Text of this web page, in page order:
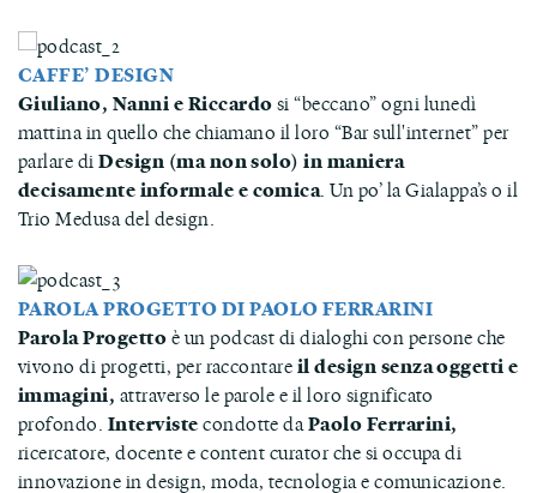
CAFFE’ DESIGN
Giuliano, Nanni e Riccardosi “beccano” ogni lunedì
mattina in quello che chiamano il loro “Bar sull'internet” per
parlare diDesign (ma non solo) in maniera
decisamente informale e comica. Un po’ la Gialappa’s o il
Trio Medusa del design.
PAROLA PROGETTO DI PAOLO FERRARINI
Parola Progettoè un podcast di dialoghi con persone che
vivono di progetti, per raccontareil design senza oggetti e
immagini, attraverso le parole e il loro significato
profondo. Intervistecondotte daPaolo Ferrarini,
ricercatore, docente e content curator che si occupa di
innovazione in design, moda, tecnologia e comunicazione.